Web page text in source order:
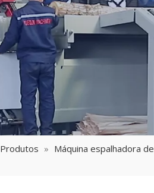
Produtos » Máquina espalhadora